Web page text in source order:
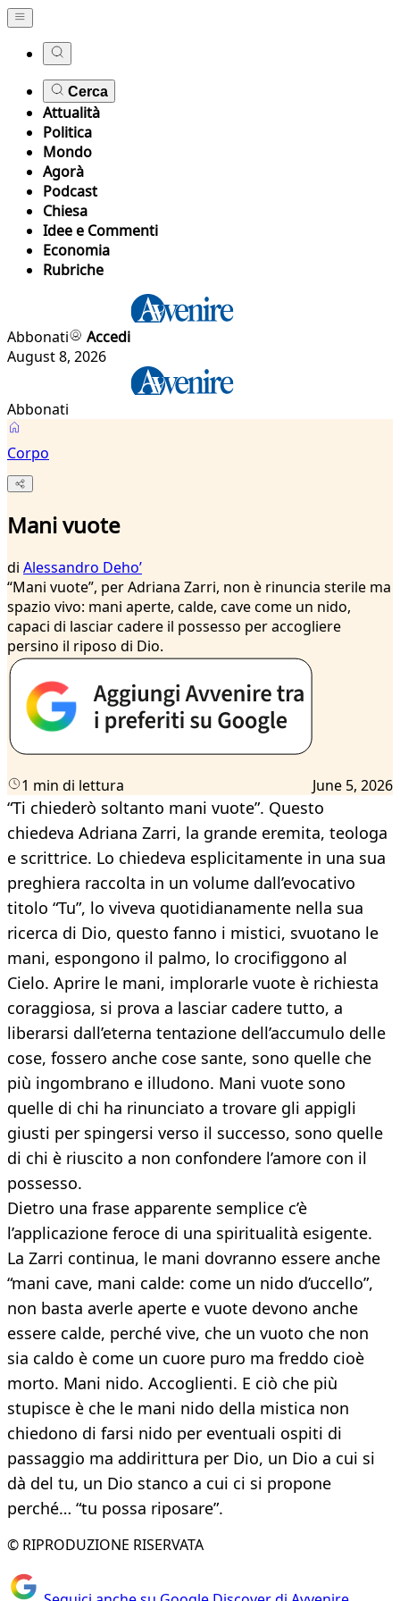
Cerca
Attualità
Politica
Mondo
Agorà
Podcast
Chiesa
Idee e Commenti
Economia
Rubriche
Abbonati
Accedi
August 8, 2026
Abbonati
Corpo
Mani vuote
di Alessandro Dehoʼ
“Mani vuote”, per Adriana Zarri, non è rinuncia sterile ma
spazio vivo: mani aperte, calde, cave come un nido,
capaci di lasciar cadere il possesso per accogliere
persino il riposo di Dio.
1 min di lettura June 5, 2026
“Ti chiederò soltanto mani vuote”. Questo
chiedeva Adriana Zarri, la grande eremita, teologa
e scrittrice. Lo chiedeva esplicitamente in una sua
preghiera raccolta in un volume dall’evocativo
titolo “Tu”, lo viveva quotidianamente nella sua
ricerca di Dio, questo fanno i mistici, svuotano le
mani, espongono il palmo, lo crocifiggono al
Cielo. Aprire le mani, implorarle vuote è richiesta
coraggiosa, si prova a lasciar cadere tutto, a
liberarsi dall’eterna tentazione dell’accumulo delle
cose, fossero anche cose sante, sono quelle che
più ingombrano e illudono. Mani vuote sono
quelle di chi ha rinunciato a trovare gli appigli
giusti per spingersi verso il successo, sono quelle
di chi è riuscito a non confondere l’amore con il
possesso.
Dietro una frase apparente semplice c’è
l’applicazione feroce di una spiritualità esigente.
La Zarri continua, le mani dovranno essere anche
“mani cave, mani calde: come un nido d’uccello”,
non basta averle aperte e vuote devono anche
essere calde, perché vive, che un vuoto che non
sia caldo è come un cuore puro ma freddo cioè
morto. Mani nido. Accoglienti. E ciò che più
stupisce è che le mani nido della mistica non
chiedono di farsi nido per eventuali ospiti di
passaggio ma addirittura per Dio, un Dio a cui si
dà del tu, un Dio stanco a cui ci si propone
perché… “tu possa riposare”.
© RIPRODUZIONE RISERVATA